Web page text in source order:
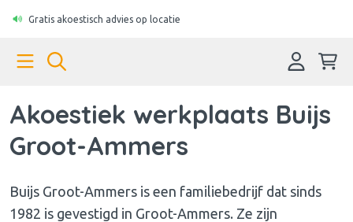
Gratis akoestisch advies op locatie
Akoestiek werkplaats Buijs
Groot-Ammers
Buijs Groot-Ammers is een familiebedrijf dat sinds
1982 is gevestigd in Groot-Ammers. Ze zijn